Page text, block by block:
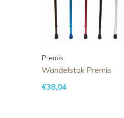
Premis
Wandelstok Premis
€38,04